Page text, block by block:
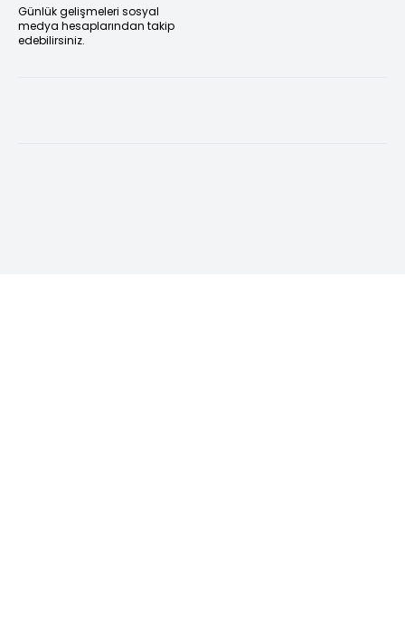
Günlük gelişmeleri sosyal
medya hesaplarından takip
edebilirsiniz.